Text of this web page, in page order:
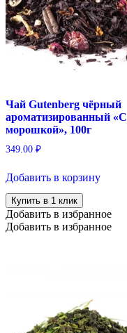
Чай Gutenberg чёрный
ароматизированный «С
морошкой», 100г
349.00 ₽
Добавить в корзину
Купить в 1 клик
Добавить в избранное
Добавить в избранное